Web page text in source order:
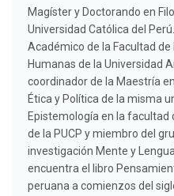
Magíster y Doctorando en
Universidad Católica del
Académico de la Facultad de
Humanas de la Universidad
coordinador de la Maestría
Ética y Política de la misma
Epistemología en la facultad
de la PUCP y miembro del
investigación Mente y
encuentra el libro
peruana a comienzos del